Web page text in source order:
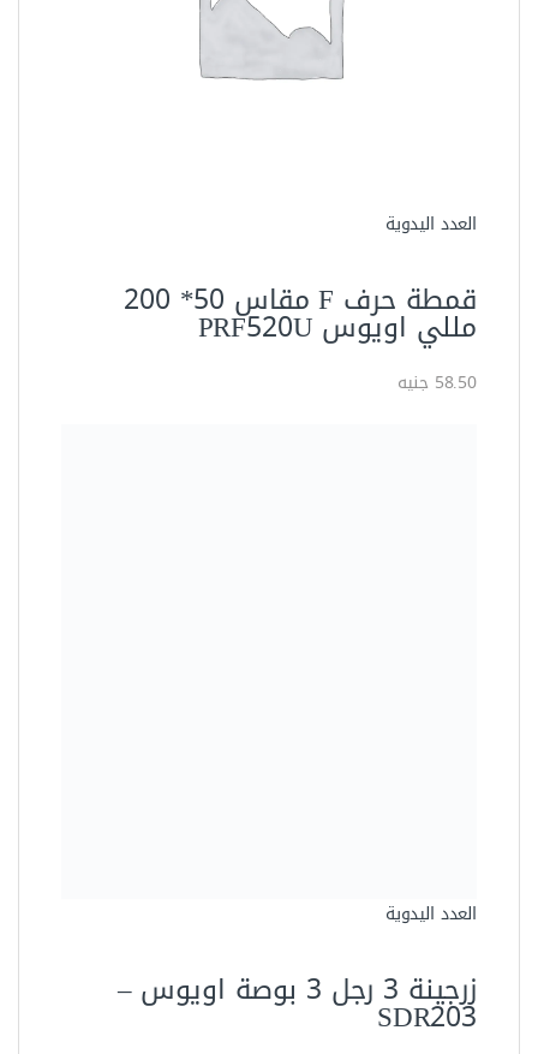
العدد اليدوية
قمطة حرف F مقاس 50* 200
مللي اويوس PRF520U
58.50 جنيه
العدد اليدوية
زرجينة 3 رجل 3 بوصة اويوس –
SDR203